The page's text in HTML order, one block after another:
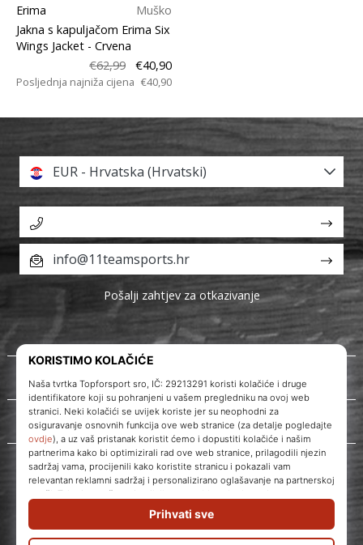
Erima
Muško
Jakna s kapuljačom Erima Six
Wings Jacket - Crvena
€62,99
€40,90
Posljednja najniža cijena €40,90
WePlayVolleyball.hr
O nama
Korisnička podrška
EUR - Hrvatska (Hrvatski)
info@11teamsports.hr
Pošalji zahtjev za otkazivanje